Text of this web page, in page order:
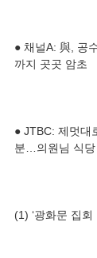
● 채널A: 與, 공
● JTBC: 제멋대